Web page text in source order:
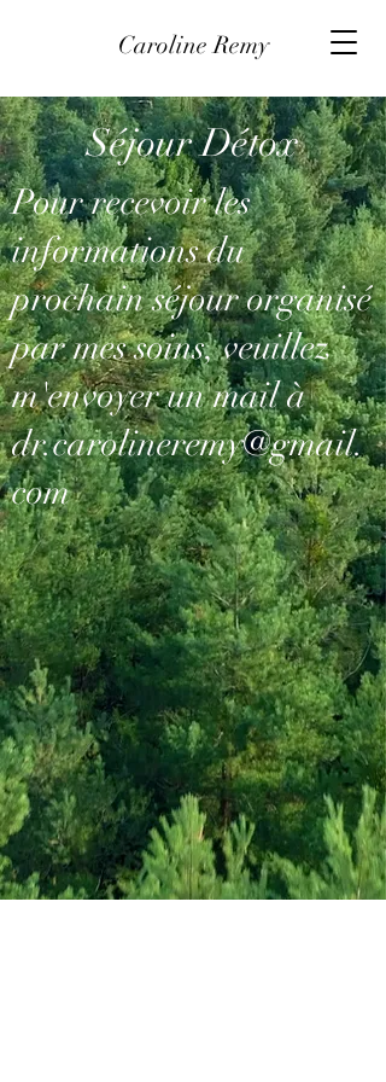
Caroline Remy
Séjour Détox
Pour recevoir les
informations du
prochain séjour organisé
par mes soins, veuillez
m'envoyer un mail à
dr.carolineremy@gmail.
com